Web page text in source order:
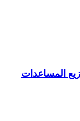
المساعدات